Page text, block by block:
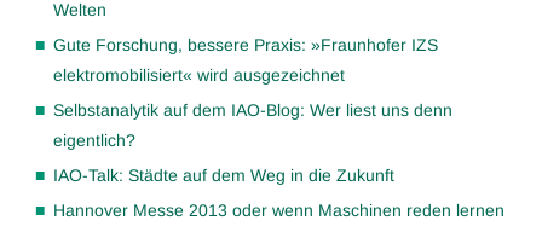
Welten
Gute Forschung, bessere Praxis: »Fraunhofer IZS
elektromobilisiert« wird ausgezeichnet
Selbstanalytik auf dem IAO-Blog: Wer liest uns denn
eigentlich?
IAO-Talk: Städte auf dem Weg in die Zukunft
Hannover Messe 2013 oder wenn Maschinen reden lernen